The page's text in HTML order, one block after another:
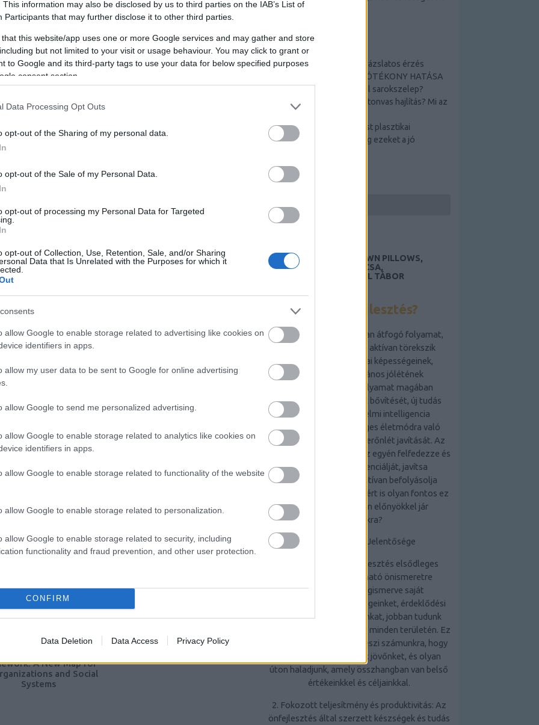
This information may also be disclosed by us to third parties on the IAB’s List of
Participants that may further disclose it to other third parties.
that this website/app uses one or more Google services and may gather and store
but not limited to your visit or usage behaviour. You may click to grant or
to Google and its third-party tags to use your data for below specified purposes
consent section.
Data Processing Opt Outs
opt-out of the Sharing of my personal data.
opt-out of the Sale of my Personal Data.
opt-out of processing my Personal Data for Targeted
opt-out of Collection, Use, Retention, Sale, and/or Sharing
Data that Is Unrelated with the Purposes for which it
allow Google to enable storage related to advertising like cookies on
identifiers in apps.
allow my user data to be sent to Google for online advertising
allow Google to send me personalized advertising.
allow Google to enable storage related to analytics like cookies on
identifiers in apps.
allow Google to enable storage related to functionality of the website
allow Google to enable storage related to personalization.
allow Google to enable storage related to security, including
functionality and fraud prevention, and other user protection.
CONFIRM
Data Deletion Data Access Privacy Policy
shared understanding, the quiet agreement that
way.
structure: when the AI tool produced something
to decision to action. It had cohesion: people
work instead of quietly routing around it. The
ambitious plans dissolved into conflicting
logic connecting these pillars to the other
anda second framework source
decisive. As
and organisational trust or it simply does not
that, more data just means more to disagree
into bureaucracy. The diagnostic readings in
accountare useful precisely because they help
Set against
stop looking dull and start looking load-bearing.
diverged. Both hit the same snag in week three:
but not obviously safe to ship. In the first
it was, and that person had the context to
sat in a channel nobody owned; three people
by the time it surfaced, the moment had passed.
of structure and a thin layer of trust. That is
a dramatic cause. It dies of an unanswered
part of a strategy deck. But they are usually
and innovation that merely happened. S-I-C-
and refuse to let them be taken for granted.
A New Map for
and Social
Systems
télen és nyáron egyaránt.
TOP 5
Tamási termálfürdő _ varázslatos érzés
A TAMÁSI GYÓGYVÍZ JÓTÉKONY HATÁSA
Hogyan működik a Schell sarokszelep?
Hogyan lehetséges a betonvas hajlítás? Mi az
Nehéz döntés a Szeptest plasztikai
sebészetről? Nézze meg ezeket a jó
KERESÉS
HUNGARIAN GOOSE DOWN PILLOWS,
AUTÓEMELŐ, DÍSZTÁRCSA,
LAKÁSFOTÓZÁS, ANGOL TÁBOR
Mi az önfejlesztés?
Az önfejlesztés egy olyan átfogó folyamat,
amely során az egyén aktívan törekszik
személyes és szakmai képességeinek,
tudásának és általános jólétének
fejlesztésére. Ez a folyamat magában
foglalhatja a készségek bővítését, új tudás
elsajátítását, az érzelmi intelligencia
növelését, az egészséges életmódra való
törekvést és a mentális erőnlét javítását. Az
hogy az egyén felfedezze és
kiaknázza saját potenciálját, javítsa
életminőségét és pozitívan befolyásolja
környezetét. De vajon miért is olyan fontos ez
a folyamat, és milyen előnyökkel jár
számunkra?
Az Önfejlesztés Jelentősége
1. Önismeret: Az önfejlesztés elsődleges
előnye, hogy mélyreható önismeretre
tehetünk szert. Megismerve saját
erősségeinket, gyengeségeinket, érdeklődési
körünket és motivációinkat, jobban tudunk
döntéseket hozni életünk minden területén. Ez
az önismeret lehetővé teszi számunkra, hogy
tudatosabban alakítsuk jövőnket, és olyan
úton haladjunk, amely összhangban van belső
értékeinkkel és céljainkkal.
2. Fokozott teljesítmény és produktivitás: Az
önfejlesztés által szerzett készségek és tudás